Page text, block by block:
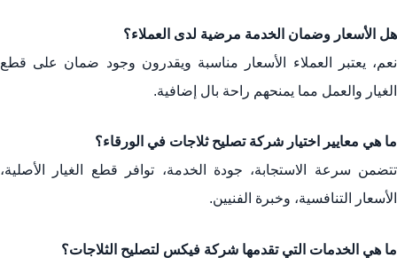
هل الأسعار وضمان الخدمة مرضية لدى العملاء؟
نعم، يعتبر العملاء الأسعار مناسبة ويقدرون وجود ضمان على قطع
الغيار والعمل مما يمنحهم راحة بال إضافية.
ما هي معايير اختيار شركة تصليح ثلاجات في الورقاء؟
تتضمن سرعة الاستجابة، جودة الخدمة، توافر قطع الغيار الأصلية،
الأسعار التنافسية، وخبرة الفنيين.
ما هي الخدمات التي تقدمها شركة فيكس لتصليح الثلاجات؟